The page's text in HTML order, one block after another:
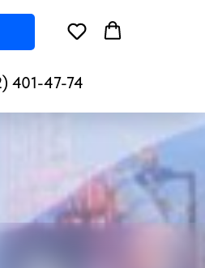
401-47-74